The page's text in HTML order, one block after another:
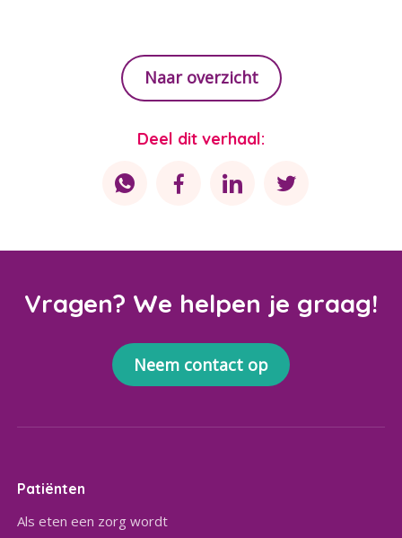
Naar overzicht
Deel dit verhaal:
Vragen? We helpen je graag!
Neem contact op
Patiënten
Als eten een zorg wordt